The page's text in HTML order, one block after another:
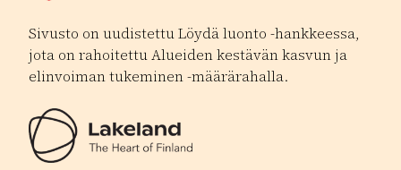
Sivusto on uudistettu Löydä luonto -hankkeessa,
jota on rahoitettu Alueiden kestävän kasvun ja
elinvoiman tukeminen -määrärahalla.